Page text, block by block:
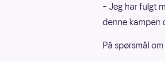
– Jeg har fulgt
denne kampen
På spørsmål